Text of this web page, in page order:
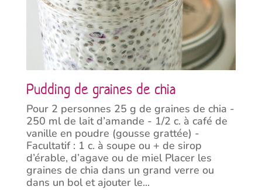
Pudding de graines de chia
Pour 2 personnes 25 g de graines de chia -
250 ml de lait d’amande - 1/2 c. à café de
vanille en poudre (gousse grattée) -
Facultatif : 1 c. à soupe ou + de sirop
d’érable, d’agave ou de miel Placer les
graines de chia dans un grand verre ou
dans un bol et ajouter le...